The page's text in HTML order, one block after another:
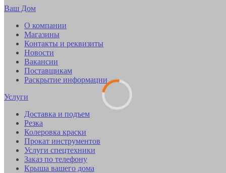
Ваш Дом
О компании
Магазины
Контакты и реквизиты
Новости
Вакансии
Поставщикам
Раскрытие информации
Услуги
Доставка и подъем
Резка
Колеровка краски
Прокат инструментов
Услуги спецтехники
Заказ по телефону
Крыша вашего дома